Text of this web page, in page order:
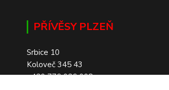
PŘÍVĚSY PLZEŇ
Srbice 10
Koloveč 345 43
+420 776 026 008